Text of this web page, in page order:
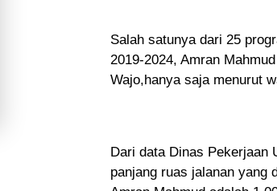
Salah satunya dari 25
2019-2024, Amran
Wajo,hanya saja menurut
Dari data Dinas Pekerjaan
panjang ruas jalanan yang